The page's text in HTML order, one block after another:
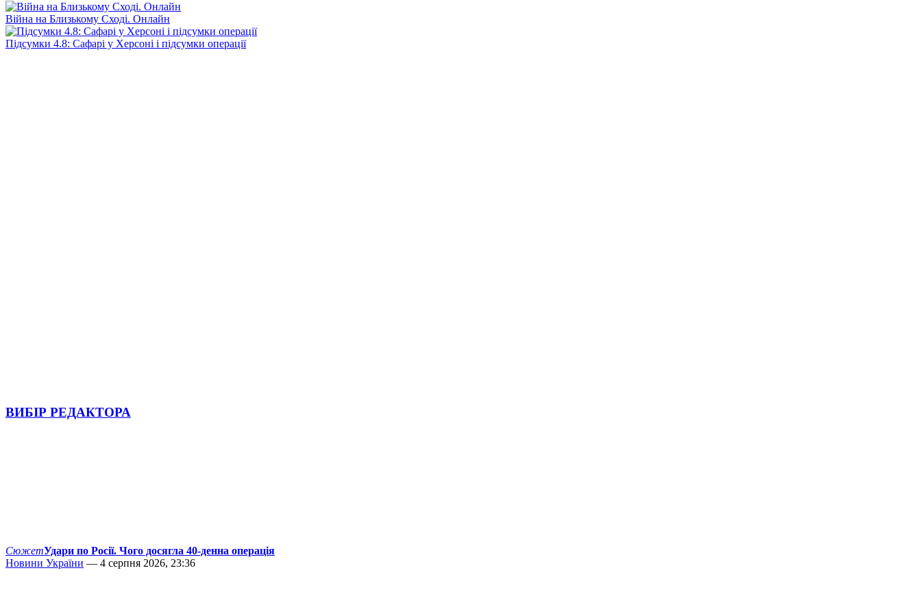
Війна на Близькому Сході. Онлайн
Підсумки 4.8: Сафарі у Херсоні і підсумки операції
ВИБІР РЕДАКТОРА
СюжетУдари по Росії. Чого досягла 40-денна операція
Новини України — 4 серпня 2026, 23:36